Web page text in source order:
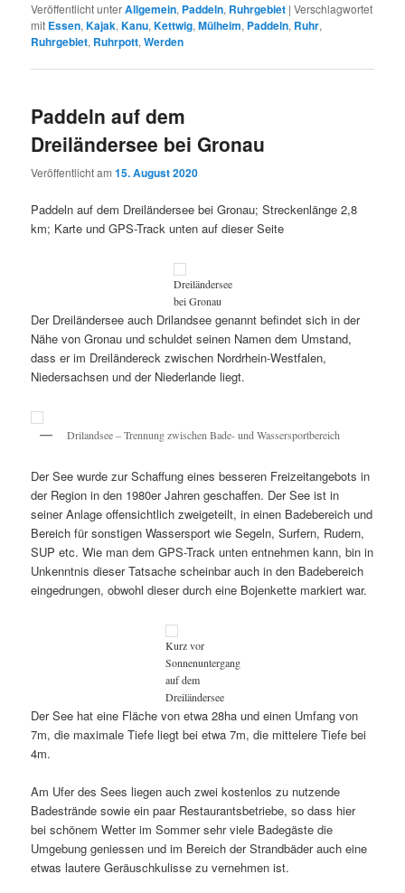
Veröffentlicht unterAllgemein, Paddeln, Ruhrgebiet |Verschlagwortet
mit Essen,Kajak,Kanu,Kettwig,Mülheim, Paddeln, Ruhr,
Ruhrgebiet, Ruhrpott,Werden
Paddeln auf dem
Dreiländersee bei Gronau
Veröffentlicht am15. August 2020
Paddeln auf dem Dreiländersee bei Gronau; Streckenlänge 2,8
km; Karte und GPS-Track unten auf dieser Seite
Dreiländersee
bei Gronau
Der Dreiländersee auch Drilandsee genannt befindet sich in der
Nähe von Gronau und schuldet seinen Namen dem Umstand,
dass er im Dreiländereck zwischen Nordrhein-Westfalen,
Niedersachsen und der Niederlande liegt.
Drilandsee – Trennung zwischen Bade- und Wassersportbereich
Der See wurde zur Schaffung eines besseren Freizeitangebots in
der Region in den 1980er Jahren geschaffen. Der See ist in
seiner Anlage offensichtlich zweigeteilt, in einen Badebereich und
Bereich für sonstigen Wassersport wie Segeln, Surfern, Rudern,
SUP etc. Wie man dem GPS-Track unten entnehmen kann, bin in
Unkenntnis dieser Tatsache scheinbar auch in den Badebereich
eingedrungen, obwohl dieser durch eine Bojenkette markiert war.
Kurz vor
Sonnenuntergang
auf dem
Dreiländersee
Der See hat eine Fläche von etwa 28ha und einen Umfang von
7m, die maximale Tiefe liegt bei etwa 7m, die mittelere Tiefe bei
4m.
Am Ufer des Sees liegen auch zwei kostenlos zu nutzende
Badestrände sowie ein paar Restaurantsbetriebe, so dass hier
bei schönem Wetter im Sommer sehr viele Badegäste die
Umgebung geniessen und im Bereich der Strandbäder auch eine
etwas lautere Geräuschkulisse zu vernehmen ist.